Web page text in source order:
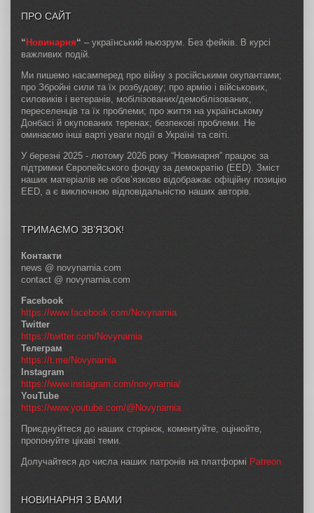
ПРО САЙТ
“ Новинарня“ – український ньюзрум. Без фейків. В курсі
важливих подій.
Ми пишемо насамперед про війну з російськими окупантами;
про Збройні сили та їх розбудову; про армію і військових,
силовиків і ветеранів, мобілізованих/демобілізованих,
переселенців та їх проблеми; про життя на українському
Донбасі й окупованих теренах; безпекові проблеми. Не
оминаємо інші варті уваги події в Україні та світі.
У березні 2025 - лютому 2026 року “Новинарня” працює за
підтримки Європейського фонду за демократію (EED). Зміст
наших матеріалів не обов’язково відображає офіційну позицію
EED, а є виключною відповідальністю наших авторів.
ТРИМАЄМО ЗВ’ЯЗОК!
Контакти
news @ novynarnia.com
contact @ novynarnia.com
Facebook
https://www.facebook.com/Novynarnia
Twitter
https://twitter.com/Novynarnia
Телеграм
https://t.me/Novynarnia
Instagram
https://www.instagram.com/novynarnia/
YouTube
https://www.youtube.com/@Novynarnia
Приєднуйтеся до наших сторінок, коментуйте, оцінюйте,
пропонуйте цікаві теми.
Долучайтеся до числа наших патронів на платформі Patreon
НОВИНАРНЯ З ВАМИ